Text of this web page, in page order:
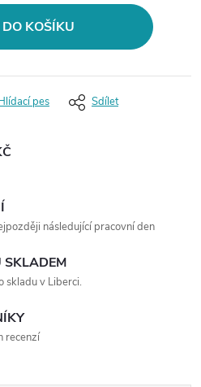
KOŠÍKU
pes Sdílet
následující pracovní den
SKLADEM
skladu v Liberci.
recenzí